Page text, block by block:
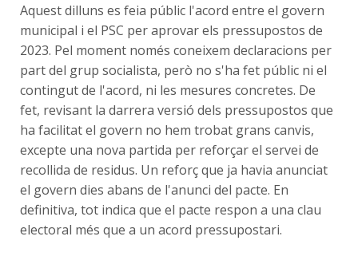
Aquest dilluns es feia públic l'acord entre el govern
municipal i el PSC per aprovar els pressupostos de
2023. Pel moment només coneixem declaracions per
part del grup socialista, però no s'ha fet públic ni el
contingut de l'acord, ni les mesures concretes. De
fet, revisant la darrera versió dels pressupostos que
ha facilitat el govern no hem trobat grans canvis,
excepte una nova partida per reforçar el servei de
recollida de residus. Un reforç que ja havia anunciat
el govern dies abans de l'anunci del pacte. En
definitiva, tot indica que el pacte respon a una clau
electoral més que a un acord pressupostari.